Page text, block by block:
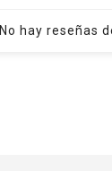
No hay reseñas